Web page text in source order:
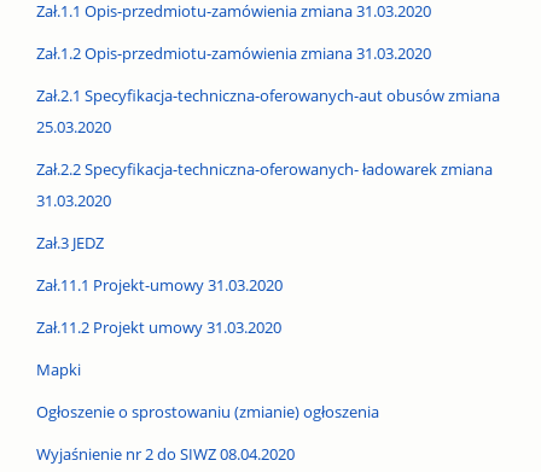
Zał.1.1 Opis-przedmiotu-zamówienia zmiana 31.03.2020
Zał.1.2 Opis-przedmiotu-zamówienia zmiana 31.03.2020
Zał.2.1 Specyfikacja-techniczna-oferowanych-aut obusów zmiana
25.03.2020
Zał.2.2 Specyfikacja-techniczna-oferowanych- ładowarek zmiana
31.03.2020
Zał.3 JEDZ
Zał.11.1 Projekt-umowy 31.03.2020
Zał.11.2 Projekt umowy 31.03.2020
Mapki
Ogłoszenie o sprostowaniu (zmianie) ogłoszenia
Wyjaśnienie nr 2 do SIWZ 08.04.2020